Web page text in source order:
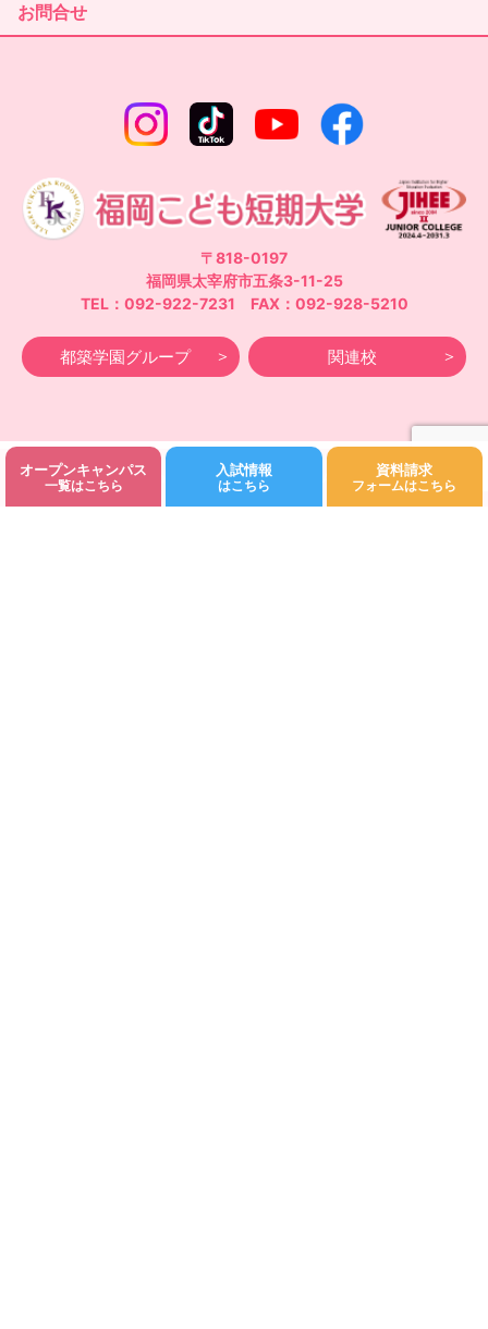
オープンキャンパス
一覧はこちら
入試情報
はこちら
資料請求
フォームはこちら
お問合せ
〒818-0197
福岡県太宰府市五条3-11-25
TEL：092-922-7231 FAX：092-928-5210
都築学園グループ 関連校
©Fukuoka Kodomo Junior College 都築学園.All rights reserved.